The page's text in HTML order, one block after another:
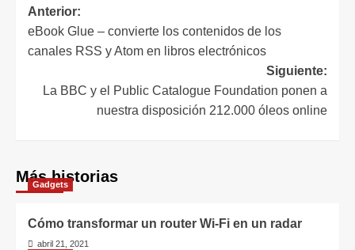
Navegación
de
entradas
Anterior:
eBook Glue – convierte los contenidos de los
canales RSS y Atom en libros electrónicos
Siguiente:
La BBC y el Public Catalogue Foundation ponen a
nuestra disposición 212.000 óleos online
Más historias
Gadgets
Cómo transformar un router Wi-Fi en un radar
abril 21, 2021